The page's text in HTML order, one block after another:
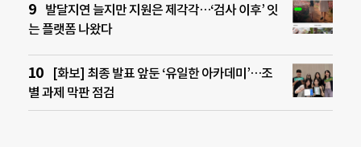
발달지연 늘지만 지원은 제각각…‘검사 이후’ 잇
는 플랫폼 나왔다
[화보] 최종 발표 앞둔 ‘유일한 아카데미’…조
별 과제 막판 점검